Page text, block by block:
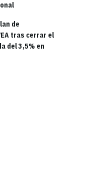
de
tras cerrar el
del 3,5% en